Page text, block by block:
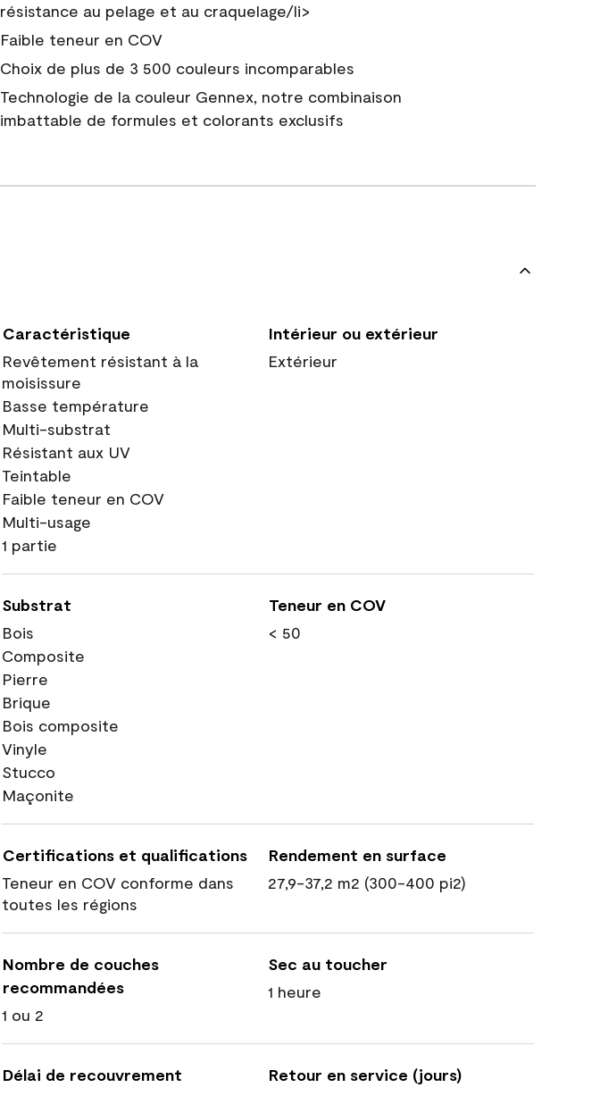
résistance au pelage et au craquelage/li>
Faible teneur en COV
Choix de plus de 3 500 couleurs incomparables
Technologie de la couleur Gennex, notre combinaison
imbattable de formules et colorants exclusifs
Caractéristique
Revêtement résistant à la
moisissure
Basse température
Multi-substrat
Résistant aux UV
Teintable
Faible teneur en COV
Multi-usage
1 partie
Intérieur ou extérieur
Extérieur
Substrat
Bois
Composite
Pierre
Brique
Bois composite
Vinyle
Stucco
Maçonite
Teneur en COV
< 50
Certifications et qualifications
Teneur en COV conforme dans
toutes les régions
Rendement en surface
27,9-37,2 m2 (300-400 pi2)
Nombre de couches
recommandées
1 ou 2
Sec au toucher
1 heure
Délai de recouvrement
Retour en service (jours)